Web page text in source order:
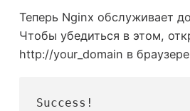
Теперь Nginx обслуживает
Чтобы убедиться в этом,
http://your_domain в
Success!